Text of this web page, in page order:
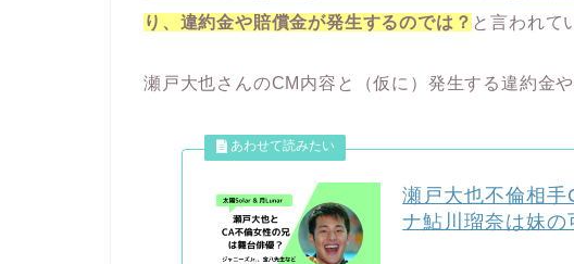
り、違約金や賠償金が発生するのでは？ と言われて
瀬戸大也さんのCM内容と（仮に）発生する違約金
瀬戸大也不倫相
ナ鮎川瑠奈は妹の